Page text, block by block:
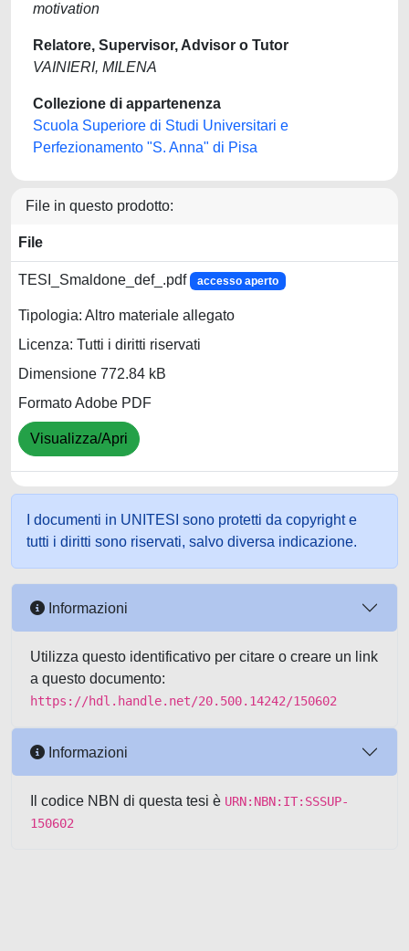
motivation
Relatore, Supervisor, Advisor o Tutor
VAINIERI, MILENA
Collezione di appartenenza
Scuola Superiore di Studi Universitari e
Perfezionamento "S. Anna" di Pisa
File in questo prodotto:
File
TESI_Smaldone_def_.pdf accesso aperto
Tipologia: Altro materiale allegato
Licenza: Tutti i diritti riservati
Dimensione 772.84 kB
Formato Adobe PDF
Visualizza/Apri
I documenti in UNITESI sono protetti da copyright e
tutti i diritti sono riservati, salvo diversa indicazione.
Informazioni
Utilizza questo identificativo per citare o creare un link
a questo documento:
https://hdl.handle.net/20.500.14242/150602
Informazioni
Il codice NBN di questa tesi è URN:NBN:IT:SSSUP-
150602